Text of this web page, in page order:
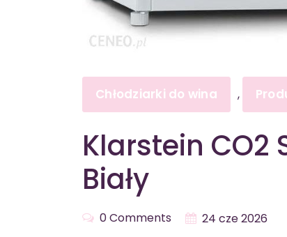
Chłodziarki do wina ,
Klarstein CO2
Biały
0 Comments 24 cze 2026